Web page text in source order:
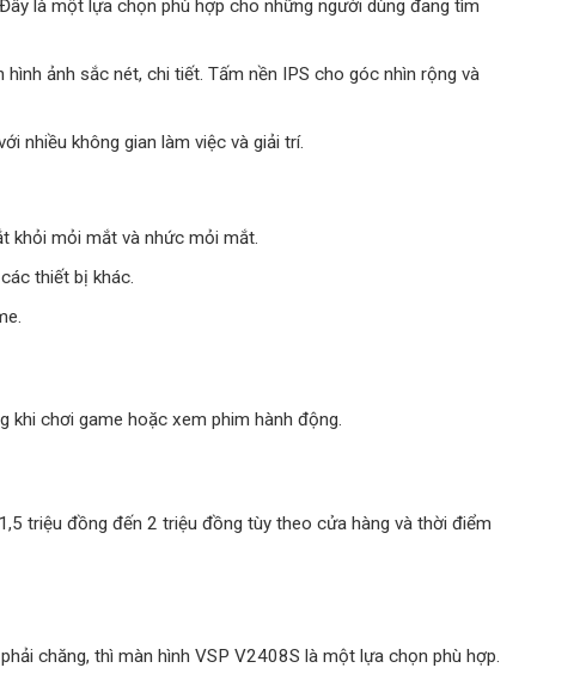
là một lựa chọn phù hợp cho những người dùng đang tìm
ảnh sắc nét, chi tiết. Tấm nền IPS cho góc nhìn rộng và
nhiều không gian làm việc và giải trí.
khỏi mỏi mắt và nhức mỏi mắt.
thiết bị khác.
khi chơi game hoặc xem phim hành động.
triệu đồng đến 2 triệu đồng tùy theo cửa hàng và thời điểm
chăng, thì màn hình VSP V2408S là một lựa chọn phù hợp.